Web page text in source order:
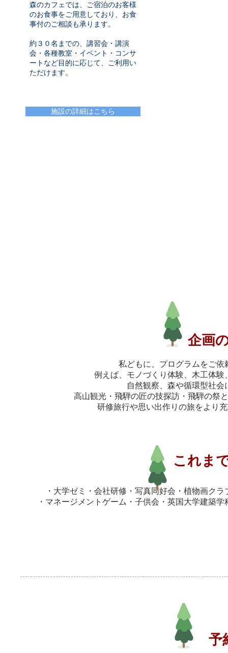
企画
私どもに、プログラムをご
例えば、モノづくり体験、木工体
自然観察、森や循環型社
高山観光・飛騨の匠の技探訪・飛騨の祭
研修旅行や思い出作りの旅をより
これま
・大学ゼミ・会社研修・写真同好会・植物画ク
・マネージメントゲーム・子供会・英国大学建築
森のカフェでは、ご宿泊のお客様
のお食事をご用意しており、お食
事付のご相談も承ります。
約３０名までの、講習会・講演
会・各種教室・イベント・コンサ
ートなど目的に応じて、ご利用い
ただけます。
施設の詳細はこちら​
予